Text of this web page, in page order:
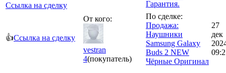
Ссылка на сделку
Гарантия.
👍Ссылка на сделку
От кого:
vestran
4(покупатель)
По сделке:
Продажа:
Наушники
Samsung Galaxy
Buds 2 NEW
Чёрные Оригинал
27
дек